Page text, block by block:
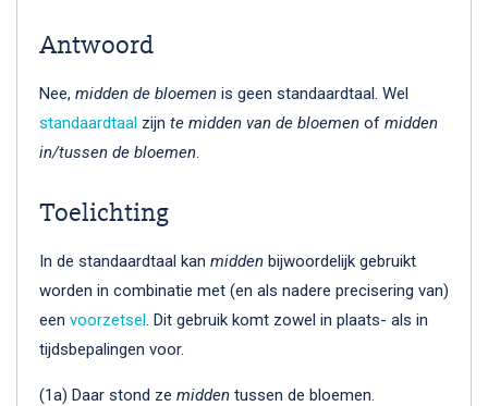
Antwoord
Nee, midden de bloemen is geen standaardtaal. Wel
standaardtaal zijn te midden van de bloemen of midden
in/tussen de bloemen.
Toelichting
In de standaardtaal kan midden bijwoordelijk gebruikt
worden in combinatie met (en als nadere precisering van)
een voorzetsel. Dit gebruik komt zowel in plaats- als in
tijdsbepalingen voor.
(1a) Daar stond ze midden tussen de bloemen.